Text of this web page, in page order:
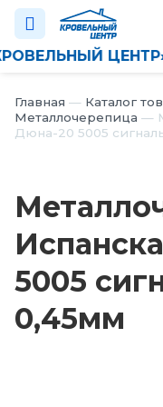
Каталог
П
й
с
Н
о
в
о
с
Главная — Каталог
Металлочерепица —
Дюна-20 5005
5005
0,45мм